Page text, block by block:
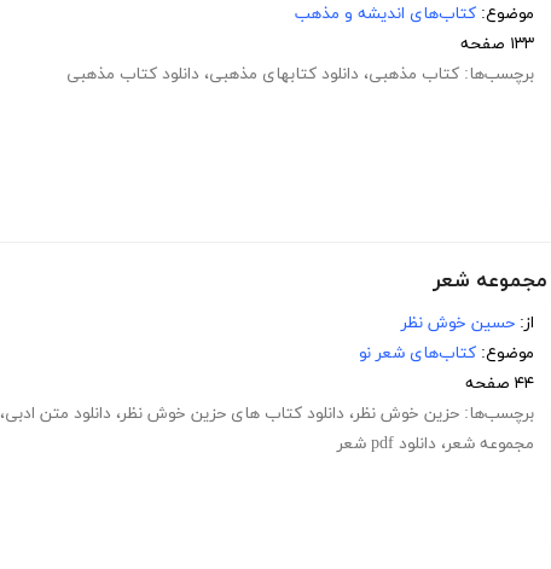
موضوع: کتاب‌های اندیشه و مذهب
۱۳۳ صفحه
برچسب‌ها: کتاب مذهبی، دانلود کتابهای مذهبی، دانلود کتاب مذهبی
- مجموعه شعر
از: حسین خوش نظر
موضوع: کتاب‌های شعر نو
۴۴ صفحه
برچسب‌ها: حزین خوش نظر، دانلود کتاب های حزین خوش نظر، دانلود متن ادبی،
مجموعه شعر، دانلود pdf شعر